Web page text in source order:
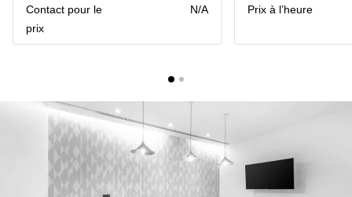
Wallonie
Wavre
Centre
d'affaires
Gand
Bruxelles
Coworking
Ixelles
Coworking
Namur
Contact pour le
prix
N/A
Prix à l’heure